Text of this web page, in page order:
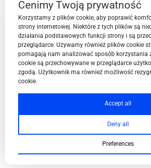
Contact
BPN-T Area
BPN-T Offer
Cenimy Twoją prywatność
Korzystamy z plików cookie, aby poprawić
strony internetowej. Niektóre z tych plików są
działania podstawowych funkcji strony i są
przeglądarce. Używamy również plików cookie
pomagają nam analizować sposób korzystania
cookie są przechowywane w przeglądarce
zgodą. Użytkownik ma również możliwość
cookie.
Accept all
Deny all
Preferences